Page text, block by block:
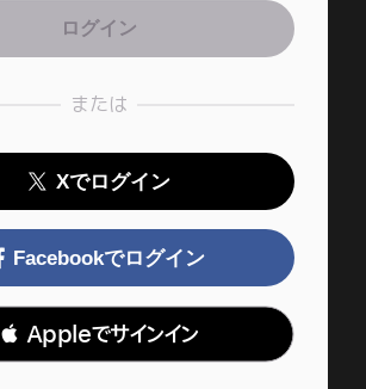
または
Xでログイン
Facebookでログイン
 Appleでサインイン